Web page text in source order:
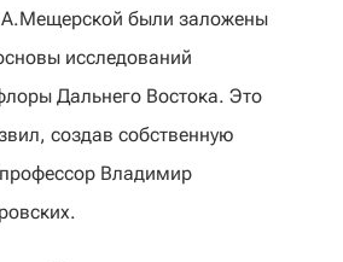
были заложены
исследований
Дальнего Востока. Это
создав собственную
Владимир